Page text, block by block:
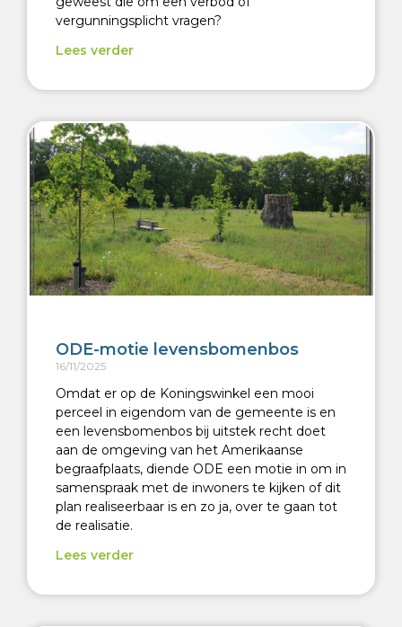
vergunningsplicht vragen?
Lees verder
ODE-motie levensbomenbos
16/11/2025
Omdat er op de Koningswinkel een mooi
perceel in eigendom van de gemeente is en
een levensbomenbos bij uitstek recht doet
aan de omgeving van het Amerikaanse
begraafplaats, diende ODE een motie in om in
samenspraak met de inwoners te kijken of dit
plan realiseerbaar is en zo ja, over te gaan tot
de realisatie.
Lees verder